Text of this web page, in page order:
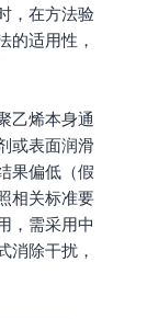
，在方法验
的适用性，
乙烯本身通
或表面润滑
果偏低（假
相关标准要
，需采用中
消除干扰，